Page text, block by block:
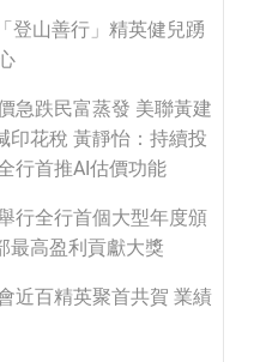
登山善行」精英健兒踴
急跌民富蒸發 美聯黃建
印花稅 黃靜怡：持續投
行首推AI估價功能
行全行首個大型年度頒
最高盈利貢獻大獎
近百精英聚首共賀 業績